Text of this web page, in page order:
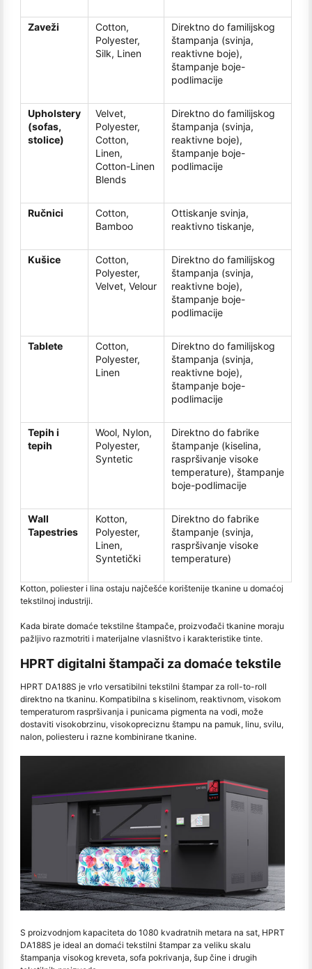
Zaveži
Cotton,
Polyester,
Silk, Linen
Direktno do familijskog
štampanja (svinja,
reaktivne boje),
štampanje boje-
podlimacije
Upholstery
(sofas,
stolice)
Velvet,
Polyester,
Cotton,
Linen,
Cotton-Linen
Blends
Direktno do familijskog
štampanja (svinja,
reaktivne boje),
štampanje boje-
podlimacije
Ručnici
Cotton,
Bamboo
Ottiskanje svinja,
reaktivno tiskanje,
Kušice
Cotton,
Polyester,
Velvet, Velour
Direktno do familijskog
štampanja (svinja,
reaktivne boje),
štampanje boje-
podlimacije
Tablete
Cotton,
Polyester,
Linen
Direktno do familijskog
štampanja (svinja,
reaktivne boje),
štampanje boje-
podlimacije
Tepih i
tepih
Wool, Nylon,
Polyester,
Syntetic
Direktno do fabrike
štampanje (kiselina,
raspršivanje visoke
temperature), štampanje
boje-podlimacije
Wall
Tapestries
Kotton,
Polyester,
Linen,
Syntetički
Direktno do fabrike
štampanje (svinja,
raspršivanje visoke
temperature)
Kotton, poliester i lina ostaju najčešće korištenije tkanine u domaćoj
tekstilnoj industriji.
Kada birate domaće tekstilne štampače, proizvođači tkanine moraju
pažljivo razmotriti i materijalne vlasništvo i karakteristike tinte.
HPRT digitalni štampači za domaće tekstile
HPRT DA188S je vrlo versatibilni tekstilni štampar za roll-to-roll
direktno na tkaninu. Kompatibilna s kiselinom, reaktivnom, visokom
temperaturom raspršivanja i punicama pigmenta na vodi, može
dostaviti visokobrzinu, visokopreciznu štampu na pamuk, linu, svilu,
nalon, poliesteru i razne kombinirane tkanine.
S proizvodnjom kapaciteta do 1080 kvadratnih metara na sat, HPRT
DA188S je ideal an domaći tekstilni štampar za veliku skalu
štampanja visokog kreveta, sofa pokrivanja, šup čine i drugih